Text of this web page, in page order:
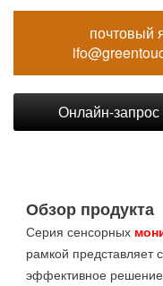
почтовый
Онлайн-запрос
Обзор продукта
Серия сенсорных
рамкой представляет
эффективное